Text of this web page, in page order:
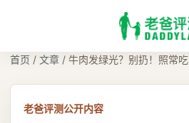
首页 / 文章 / 牛肉发绿光？别扔！照常吃
老爸评测公开内容